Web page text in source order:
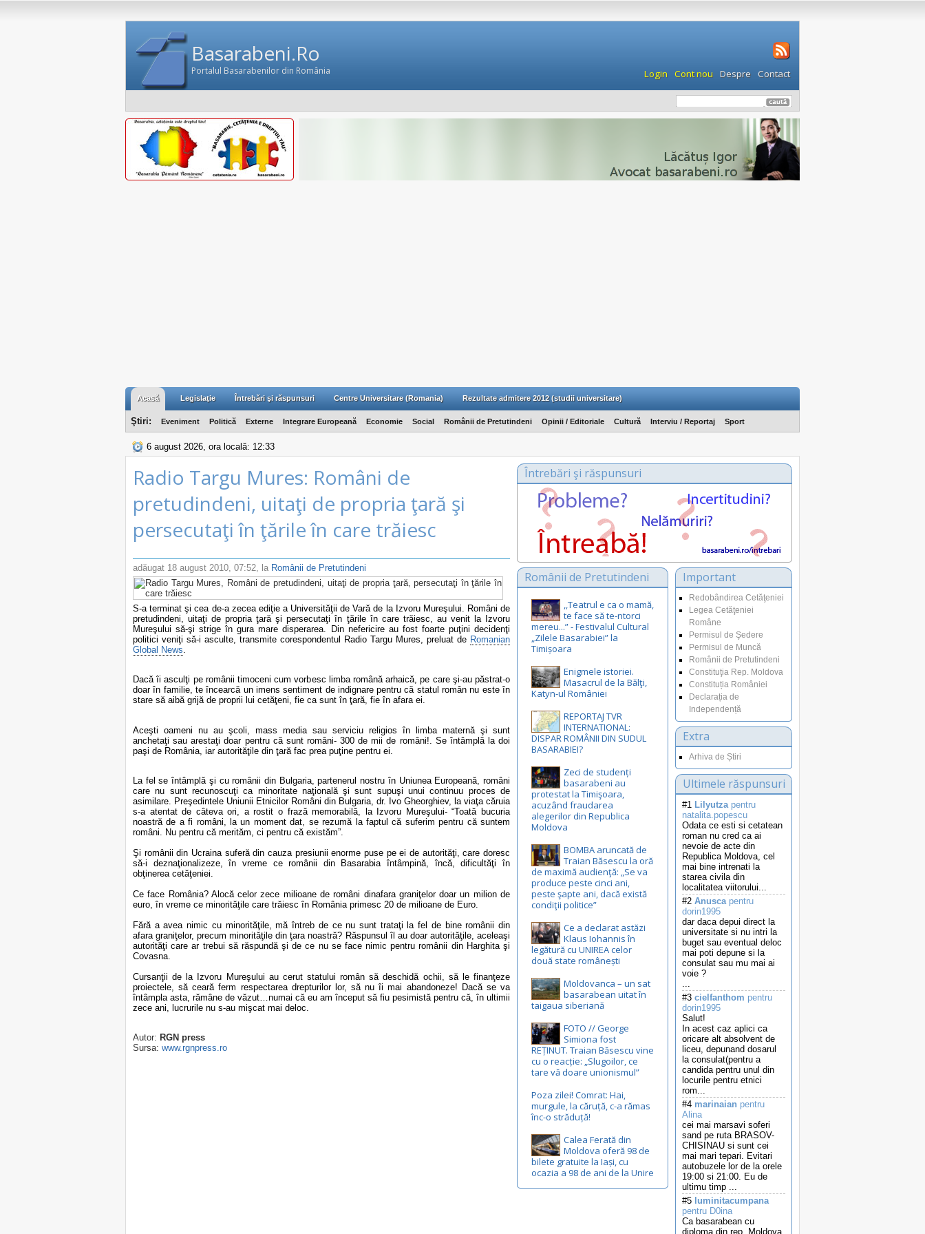
Basarabeni.Ro
Portalul Basarabenilor din România Login Cont nou Despre Contact
Acasă Legislaţie Întrebări şi răspunsuri Centre Universitare (Romania) Rezultate admitere 2012 (studii universitare)
Ştiri: Eveniment Politică Externe Integrare Europeană Economie Social Românii de Pretutindeni Opinii / Editoriale Cultură Interviu / Reportaj Sport
6 august 2026, ora locală: 12:33
Radio Targu Mures: Români de
pretudindeni, uitaţi de propria ţară şi
persecutaţi în ţările în care trăiesc
adăugat 18 august 2010, 07:52, la Românii de Pretutindeni
S-a terminat şi cea de-a zecea ediţie a Universităţii de Vară de la Izvoru Mureşului. Români de
pretudindeni, uitaţi de propria ţară şi persecutaţi în ţările în care trăiesc, au venit la Izvoru
Mureşului să-şi strige în gura mare disperarea. Din nefericire au fost foarte puţini decidenţi
politici veniţi să-i asculte, transmite corespondentul Radio Targu Mures, preluat de Romanian
Global News.
Dacă îi asculţi pe românii timoceni cum vorbesc limba română arhaică, pe care şi-au păstrat-o
doar în familie, te încearcă un imens sentiment de indignare pentru că statul român nu este în
stare să aibă grijă de proprii lui cetăţeni, fie ca sunt în ţară, fie în afara ei.
Aceşti oameni nu au şcoli, mass media sau serviciu religios în limba maternă şi sunt
anchetaţi sau arestaţi doar pentru că sunt români- 300 de mii de români!. Se întâmplă la doi
paşi de România, iar autorităţile din ţară fac prea puţine pentru ei.
La fel se întâmplă şi cu românii din Bulgaria, partenerul nostru în Uniunea Europeană, români
care nu sunt recunoscuţi ca minoritate naţională şi sunt supuşi unui continuu proces de
asimilare.
Preşedintele Uniunii Etnicilor Români din Bulgaria, dr. Ivo Gheorghiev, la viaţa căruia
s-a atentat de câteva ori, a rostit o frază memorabilă, la Izvoru Mureşului- “Toată bucuria
noastră de a fi români, la un moment dat, se rezumă la faptul că suferim pentru că suntem
români. Nu pentru că merităm, ci pentru că existăm”.
Şi românii din Ucraina suferă din cauza presiunii enorme puse pe ei de autorităţi, care doresc
să-i deznaţionalizeze, în vreme ce românii din Basarabia întâmpină, încă, dificultăţi în
obţinerea cetăţeniei.
Ce face România? Alocă celor zece milioane de români dinafara graniţelor doar un milion de
euro, în vreme ce minorităţile care trăiesc în România primesc 20 de milioane de Euro.
Fără a avea nimic cu minorităţile, mă întreb de ce nu sunt trataţi la fel de bine românii din
afara graniţelor, precum minorităţile din ţara noastră? Răspunsul îl au doar autorităţile, aceleaşi
autorităţi care ar trebui să răspundă şi de ce nu se face nimic pentru românii din Harghita şi
Covasna.
Cursanţii de la Izvoru Mureşului au cerut statului român să deschidă ochii, să le finanţeze
proiectele, să ceară ferm respectarea drepturilor lor, să nu îi mai abandoneze! Dacă se va
întâmpla asta, rămâne de văzut…numai că eu am început să fiu pesimistă pentru că, în ultimii
zece ani, lucrurile nu s-au mişcat mai deloc.
Autor: RGN press
Sursa: www.rgnpress.ro
Întrebări şi răspunsuri
Important
Redobândirea Cetăţeniei
Legea Cetăţeniei
Române
Permisul de Şedere
Permisul de Muncă
Românii de Pretutindeni
Constituţia Rep. Moldova
Constituția României
Declarația de
Independență
Extra
Arhiva de Știri
Ultimele răspunsuri
#1 Lilyutzapentru
natalita.popescu
Odata ce esti si cetatean
roman nu cred ca ai
nevoie de acte din
Republica Moldova, cel
mai bine intrenati la
starea civila din
localitatea viitorului...
#2 Anuscapentru
dorin1995
dar daca depui direct la
universitate si nu intri la
buget sau eventual deloc
mai poti depune si la
consulat sau mu mai ai
voie ?
...
#3 cielfanthom pentru
dorin1995
Salut!
In acest caz aplici ca
oricare alt absolvent de
liceu, depunand dosarul
la consulat(pentru a
candida pentru unul din
locurile pentru etnici
rom...
#4 marinaian pentru
Alina
cei mai marsavi soferi
sand pe ruta BRASOV-
CHISINAU si sunt cei
mai mari tepari. Evitari
autobuzele lor de la orele
19:00 si 21:00. Eu de
ultimu timp ...
#5 luminitacumpana
pentru D0ina
Ca basarabean cu
diploma din rep. Moldova
Românii de Pretutindeni
,,Teatrul e ca o mamă,
te face să te-ntorci
mereu...” - Festivalul Cultural
„Zilele Basarabiei” la
Timișoara
Enigmele istoriei.
Masacrul de la Bălţi,
Katyn-ul României
REPORTAJ TVR
INTERNATIONAL:
DISPAR ROMÂNII DIN SUDUL
BASARABIEI?
Zeci de studenți
basarabeni au
protestat la Timişoara,
acuzând fraudarea
alegerilor din Republica
Moldova
BOMBA aruncată de
Traian Băsescu la oră
de maximă audienţă: „Se va
produce peste cinci ani,
peste şapte ani, dacă există
condiţii politice”
Ce a declarat astăzi
Klaus Iohannis în
legătură cu UNIREA celor
două state românești
Moldovanca – un sat
basarabean uitat în
taigaua siberiană
FOTO // George
Simiona fost
REȚINUT. Traian Băsescu vine
cu o reacție: „Slugoilor, ce
tare vă doare unionismul”
Poza zilei! Comrat: Hai,
murgule, la căruță, c-a rămas
înc-o străduță!
Calea Ferată din
Moldova oferă 98 de
bilete gratuite la Iași, cu
ocazia a 98 de ani de la Unire